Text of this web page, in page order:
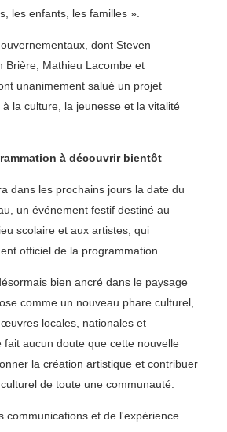
les enfants, les familles ».
dont Steven
Brière, Mathieu Lacombe et
unanimement salué un projet
la culture, la jeunesse et la vitalité
à découvrir bientôt
dans les prochains jours la date du
un événement festif destiné au
scolaire et aux artistes, qui
officiel de la programmation.
bien ancré dans le paysage
comme un nouveau phare culturel,
locales, nationales et
fait aucun doute que cette nouvelle
la création artistique et contribuer
de toute une communauté.
communications et de l'expérience